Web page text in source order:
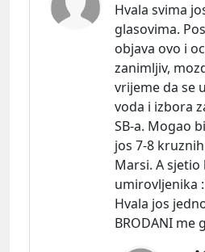
Hvala svima
glasovima.
objava ovo i
zanimljiv,
vrijeme da se
voda i izbora
SB-a. Mogao
jos 7-8
Marsi. A sjetio
umirovljenika
Hvala jos
BRODANI me